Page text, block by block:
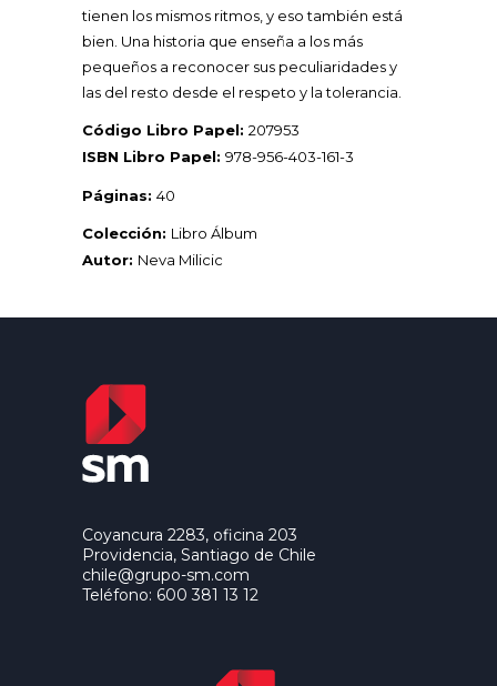
tienen los mismos ritmos, y eso también está
bien. Una historia que enseña a los más
pequeños a reconocer sus peculiaridades y
las del resto desde el respeto y la tolerancia.
Código Libro Papel: 207953
ISBN Libro Papel: 978-956-403-161-3
Páginas: 40
Colección: Libro Álbum
Autor: Neva Milicic
Coyancura 2283, oficina 203
Providencia, Santiago de Chile
chile@grupo-sm.com
Teléfono: 600 381 13 12